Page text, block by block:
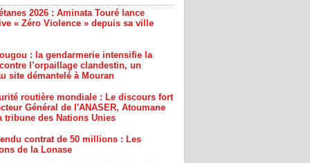
: la gendarmerie intensifie la
l’orpaillage clandestin, un
site démantelé à Mouran
routière mondiale : Le discours fort
Général de l'ANASER, Atoumane
tribune des Nations Unies
contrat de 50 millions : Les
de la Lonase
comme un moteur de développement
et social